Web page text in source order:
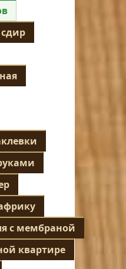
с мембраной
квартире